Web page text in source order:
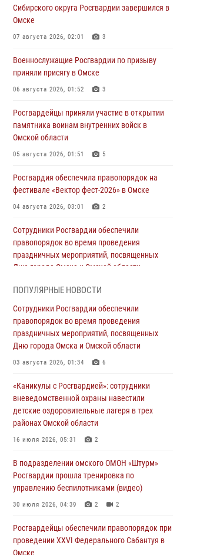
Сибирского округа Росгвардии завершился в
Омске
07 августа 2026, 02:01 3
Военнослужащие Росгвардии по призыву
приняли присягу в Омске
06 августа 2026, 01:52 3
Росгвардейцы приняли участие в открытии
памятника воинам внутренних войск в
Омской области
05 августа 2026, 01:51 5
Росгвардия обеспечила правопорядок на
фестивале «Вектор фест-2026» в Омске
04 августа 2026, 03:01 2
Сотрудники Росгвардии обеспечили
правопорядок во время проведения
праздничных мероприятий, посвященных
Дню города Омска и Омской области
Всероссийская акция «Каникулы с
Росгвардией» продолжается в Омской
области
31 июля 2026, 09:22 1
Росгвардии прошла тренировка по
управлению беспилотниками (видео)
30 июля 2026, 04:39 2 2
Росгвардия обеспечила безопасность
Победы» в Омске
29 июля 2026, 01:49 2
Росгвардейцы приняли участие в крестном
28 июля 2026, 01:44 6
ПОПУЛЯРНЫЕ НОВОСТИ
Сотрудники Росгвардии обеспечили
правопорядок во время проведения
праздничных мероприятий, посвященных
Дню города Омска и Омской области
03 августа 2026, 01:34 6
«Каникулы с Росгвардией»: сотрудники
вневедомственной охраны навестили
детские оздоровительные лагеря в трех
районах Омской области
16 июля 2026, 05:31 2
В подразделении омского ОМОН «Штурм»
Росгвардии прошла тренировка по
управлению беспилотниками (видео)
30 июля 2026, 04:39 2 2
Росгвардейцы обеcпечили правопорядок при
проведении XXVI Федерального Сабантуя в
Омске